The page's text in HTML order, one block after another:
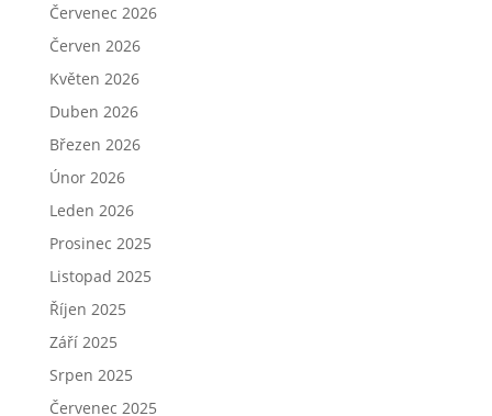
Červenec 2026
Červen 2026
Květen 2026
Duben 2026
Březen 2026
Únor 2026
Leden 2026
Prosinec 2025
Listopad 2025
Říjen 2025
Září 2025
Srpen 2025
Červenec 2025